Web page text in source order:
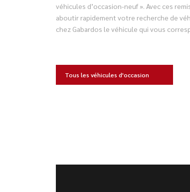
véhicules d’occasion-neuf ». Avec ces
aboutir rapidement votre recherche de
chez Gabardos le véhicule qui vous
Tous les véhicules d'occasion